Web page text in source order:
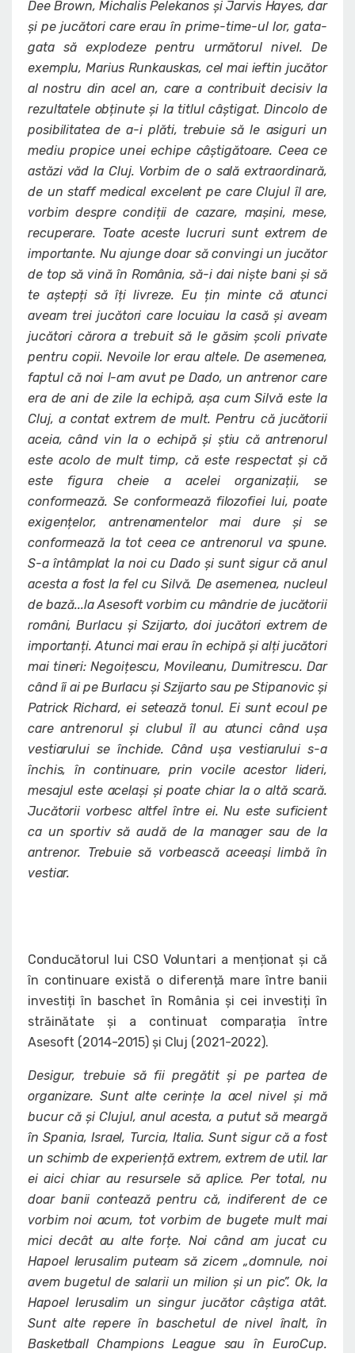
Dee Brown, Michalis Pelekanos și Jarvis Hayes, dar
și pe jucători care erau în prime-time-ul lor, gata-
gata să explodeze pentru următorul nivel. De
exemplu, Marius Runkauskas, cel mai ieftin jucător
al nostru din acel an, care a contribuit decisiv la
rezultatele obținute și la titlul câștigat. Dincolo de
posibilitatea de a-i plăti, trebuie să le asiguri un
mediu propice unei echipe câștigătoare. Ceea ce
astăzi văd la Cluj. Vorbim de o sală extraordinară,
de un staff medical excelent pe care Clujul îl are,
vorbim despre condiții de cazare, mașini, mese,
recuperare. Toate aceste lucruri sunt extrem de
importante. Nu ajunge doar să convingi un jucător
de top să vină în România, să-i dai niște bani și să
te aștepți să îți livreze. Eu țin minte că atunci
aveam trei jucători care locuiau la casă și aveam
jucători cărora a trebuit să le găsim școli private
pentru copii. Nevoile lor erau altele. De asemenea,
faptul că noi l-am avut pe Dado, un antrenor care
era de ani de zile la echipă, așa cum Silvă este la
Cluj, a contat extrem de mult. Pentru că jucătorii
aceia, când vin la o echipă și știu că antrenorul
este acolo de mult timp, că este respectat și că
este figura cheie a acelei organizații, se
conformează. Se conformează filozofiei lui, poate
exigențelor, antrenamentelor mai dure și se
conformează la tot ceea ce antrenorul va spune.
S-a întâmplat la noi cu Dado și sunt sigur că anul
acesta a fost la fel cu Silvă. De asemenea, nucleul
de bază...la Asesoft vorbim cu mândrie de jucătorii
români, Burlacu și Szijarto, doi jucători extrem de
importanți. Atunci mai erau în echipă și alți jucători
mai tineri: Negoițescu, Movileanu, Dumitrescu. Dar
când îi ai pe Burlacu și Szijarto sau pe Stipanovic și
Patrick Richard, ei setează tonul. Ei sunt ecoul pe
care antrenorul și clubul îl au atunci când ușa
vestiarului se închide. Când ușa vestiarului s-a
închis, în continuare, prin vocile acestor lideri,
mesajul este același și poate chiar la o altă scară.
Jucătorii vorbesc altfel între ei. Nu este suficient
ca un sportiv să audă de la manager sau de la
antrenor. Trebuie să vorbească aceeași limbă în
vestiar.
Conducătorul lui CSO Voluntari a menționat și că
în continuare există o diferență mare între banii
investiți în baschet în România și cei investiți în
străinătate și a continuat comparația între
Asesoft (2014-2015) și Cluj (2021-2022).
Desigur, trebuie să fii pregătit și pe partea de
organizare. Sunt alte cerințe la acel nivel și mă
bucur că și Clujul, anul acesta, a putut să meargă
în Spania, Israel, Turcia, Italia. Sunt sigur că a fost
un schimb de experiență extrem, extrem de util. Iar
ei aici chiar au resursele să aplice. Per total, nu
doar banii contează pentru că, indiferent de ce
vorbim noi acum, tot vorbim de bugete mult mai
mici decât au alte forțe. Noi când am jucat cu
Hapoel Ierusalim puteam să zicem „domnule, noi
avem bugetul de salarii un milion și un pic”. Ok, la
Hapoel Ierusalim un singur jucător câștiga atât.
Sunt alte repere în baschetul de nivel înalt, în
Basketball Champions League sau în EuroCup.